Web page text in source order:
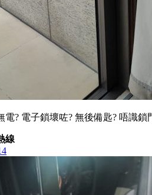
電? 電子鎖壞咗? 無後備匙? 唔識鎖
線